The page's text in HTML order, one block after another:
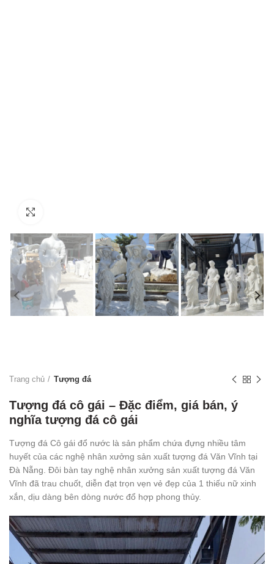
Trang chủ Tượng đá
Tượng đá cô gái – Đặc điểm, giá bán, ý
nghĩa tượng đá cô gái
Tượng đá Cô gái đổ nước là sản phẩm chứa đựng nhiều tâm
huyết của các nghệ nhân xưởng sản xuất tượng đá Văn Vĩnh tại
Đà Nẵng. Đôi bàn tay nghệ nhân xưởng sản xuất tượng đá Văn
Vĩnh đã trau chuốt, diễn đạt trọn vẹn vẻ đẹp của 1 thiếu nữ xinh
xắn, dịu dàng bên dòng nước đổ hợp phong thủy.